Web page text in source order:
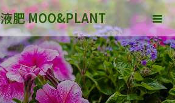
肥 MOO&PLANT